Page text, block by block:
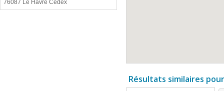
76087 Le Havre Cedex
Résultats similaires